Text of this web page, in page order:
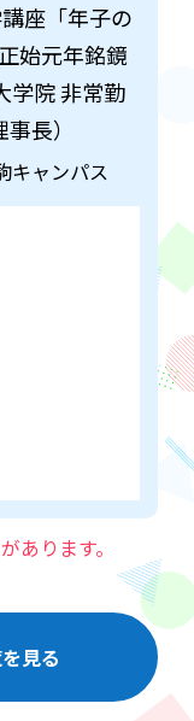
座「年子の
始元年銘鏡
学院 非常勤
長）
ャンパス
あります。
見る